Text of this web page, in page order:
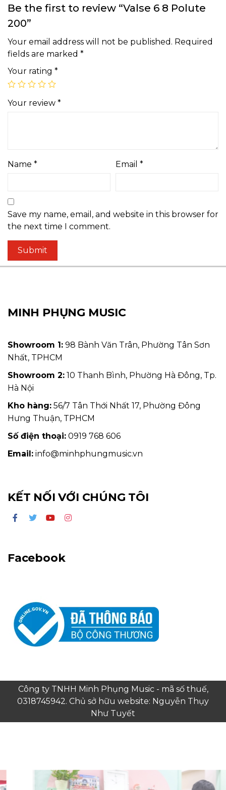
Be the first to review “Valse 6 8 Polute
200”
Your email address will not be published. Required
fields are marked *
Your rating *
Your review *
Name * Email *
Save my name, email, and website in this browser for
the next time I comment.
MINH PHỤNG MUSIC
Showroom 1: 98 Bành Văn Trân, Phường Tân Sơn
Nhất, TPHCM
Showroom 2: 10 Thanh Bình, Phường Hà Đông, Tp.
Hà Nội
Kho hàng: 56/7 Tân Thới Nhất 17, Phường Đông
Hưng Thuận, TPHCM
Số điện thoại: 0919 768 606
Email: info@minhphungmusic.vn
KẾT NỐI VỚI CHÚNG TÔI
Facebook
Công ty TNHH Minh Phụng Music - mã số thuế,
0318745942. Chủ sở hữu website: Nguyễn Thụy
Như Tuyết